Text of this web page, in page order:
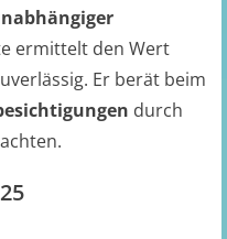
ermittelt den Wert
Er berät beim
durch